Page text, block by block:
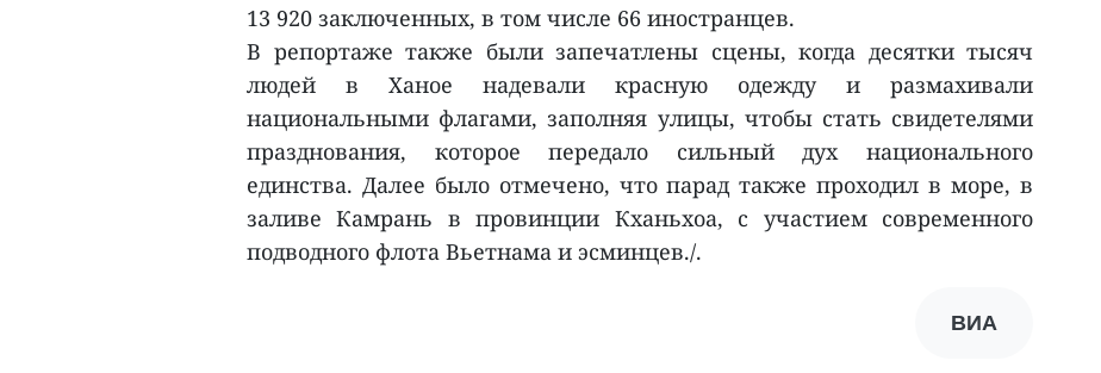
13 920 заключенных, в том числе 66 иностранцев.
В репортаже также были запечатлены сцены, когда десятки тысяч
людей в Ханое надевали красную одежду и размахивали
национальными флагами, заполняя улицы, чтобы стать свидетелями
празднования, которое передало сильный дух национального
единства. Далее было отмечено, что парад также проходил в море, в
заливе Камрань в провинции Кханьхоа, с участием современного
подводного флота Вьетнама и эсминцев./.
ВИА